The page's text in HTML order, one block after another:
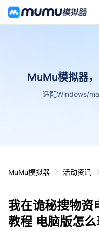
MuMu模拟器，
适配Windows/
MuMu模拟器 活动资讯
我在诡秘搜物资
教程 电脑版怎